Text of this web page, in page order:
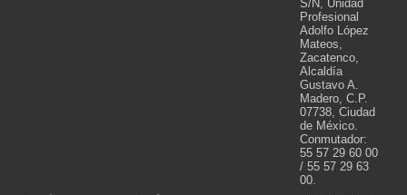
S/N, Unidad
Profesional
Adolfo López
Mateos,
Zacatenco,
Alcaldía
Gustavo A.
Madero, C.P.
07738, Ciudad
de México.
Conmutador:
55 57 29 60 00
/ 55 57 29 63
00.